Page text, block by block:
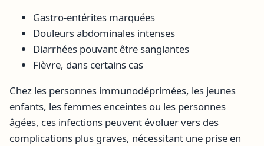
Gastro-entérites marquées
Douleurs abdominales intenses
Diarrhées pouvant être sanglantes
Fièvre, dans certains cas
Chez les personnes immunodéprimées, les jeunes
enfants, les femmes enceintes ou les personnes
âgées, ces infections peuvent évoluer vers des
complications plus graves, nécessitant une prise en